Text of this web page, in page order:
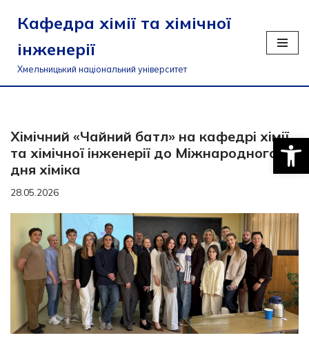
Перейти
до
вмісту
Кафедра хімії та хімічної
інженерії
Хмельницький національний університет
Хімічний «Чайний батл» на кафедрі хімії
та хімічної інженерії до Міжнародного
дня хіміка
28.05.2026